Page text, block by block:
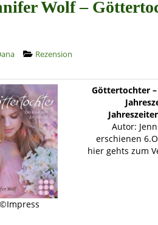
Wolf –
Rezension
©Impress
Göttertochter –
Autor:
erschienen
hier gehts zum